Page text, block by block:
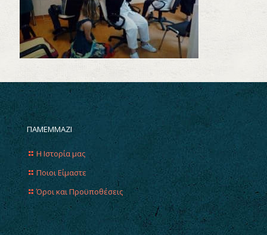
ΠΑΜΕΜΜΑΖΙ
Η Ιστορία μας
Ποιοι Είμαστε
Όροι και Προϋποθέσεις